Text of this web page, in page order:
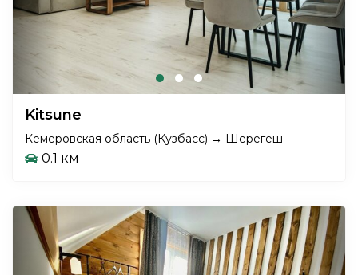
Kitsune
Кемеровская область (Кузбасс) → Шерегеш
0.1 км